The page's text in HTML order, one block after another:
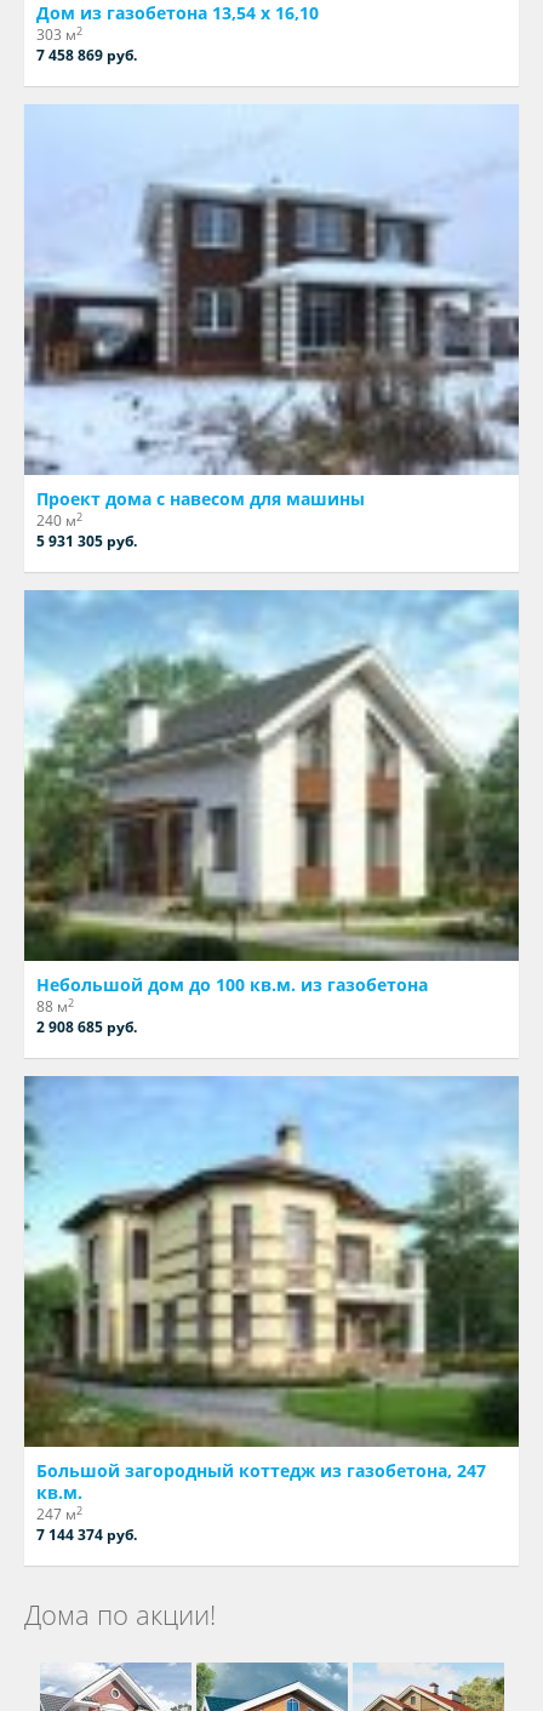
Дом из газобетона 13,54 х 16,10
303 м2
7 458 869 руб.
Проект дома с навесом для машины
240 м2
5 931 305 руб.
Небольшой дом до 100 кв.м. из газобетона
88 м2
2 908 685 руб.
Большой загородный коттедж из газобетона, 247
кв.м.
247 м2
7 144 374 руб.
Дома по акции!